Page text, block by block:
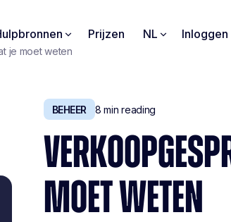
Prijzen NL Inloggen
je moet weten
BEHEER 8 min reading
MOET WETEN